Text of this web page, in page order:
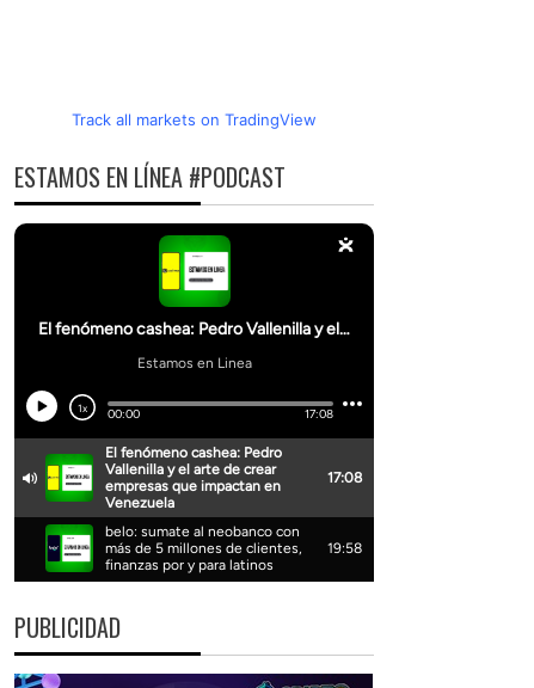
Track all markets on TradingView
ESTAMOS EN LÍNEA #PODCAST
PUBLICIDAD